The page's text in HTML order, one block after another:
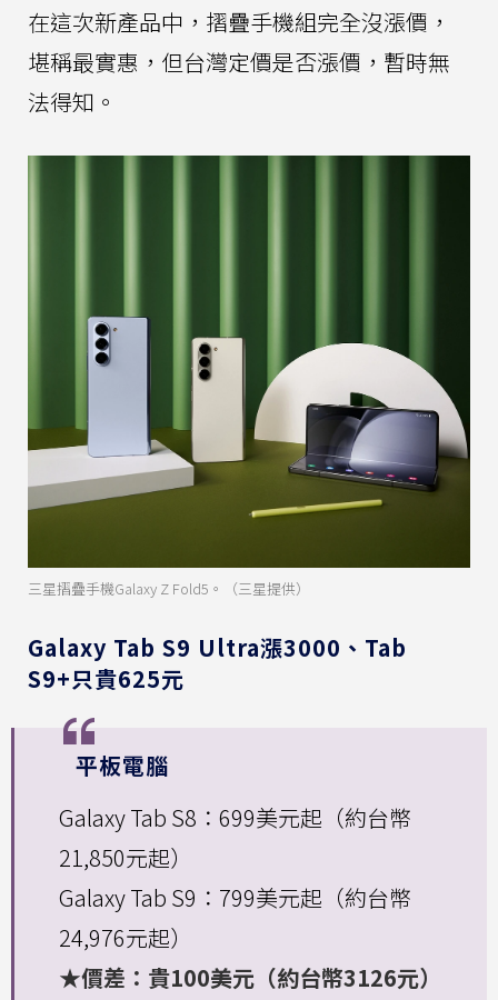
在這次新產品中，摺疊手機組完全沒漲價，
堪稱最實惠，但台灣定價是否漲價，暫時無
法得知。
三星摺疊手機Galaxy Z Fold5。（三星提供）
Galaxy Tab S9 Ultra漲3000、Tab
S9+只貴625元
平板電腦
Galaxy Tab S8：699美元起（約台幣
21,850元起）
Galaxy Tab S9：799美元起（約台幣
24,976元起）
★價差：貴100美元（約台幣3126元）